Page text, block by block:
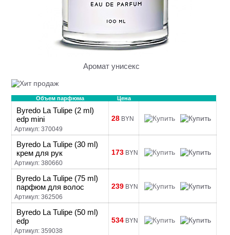
Аромат унисекс
Объем парфюма Цена
Byredo La Tulipe (2 ml)
edp mini
Артикул: 370049
28 BYN
Byredo La Tulipe (30 ml)
крем для рук
Артикул: 380660
173 BYN
Byredo La Tulipe (75 ml)
парфюм для волос
Артикул: 362506
239 BYN
Byredo La Tulipe (50 ml)
edp
Артикул: 359038
534 BYN